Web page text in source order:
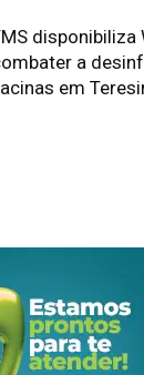
disponibiliza
a
em